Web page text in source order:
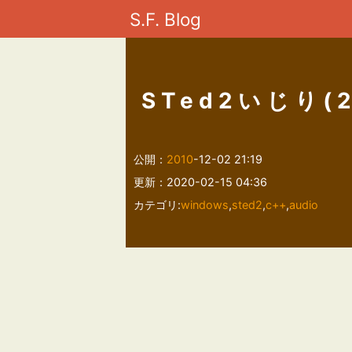
S.F. Blog
STed2いじり
公開： 2010-12-02 21:19
更新：2020-02-15 04:36
カテゴリ:windows,sted2,c++,audio